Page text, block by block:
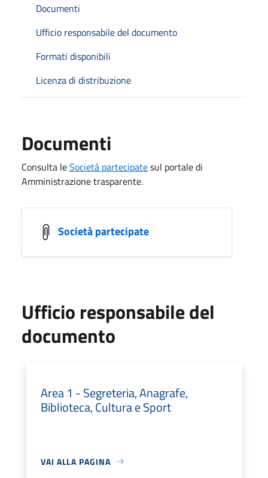
Documenti
Ufficio responsabile del documento
Formati disponibili
Licenza di distribuzione
Documenti
Consulta leSocietà partecipatesul portale di
Amministrazione trasparente.
Società partecipate
Ufficio responsabile del
documento
Area 1 - Segreteria, Anagrafe,
Biblioteca, Cultura e Sport
VAI ALLA PAGINA